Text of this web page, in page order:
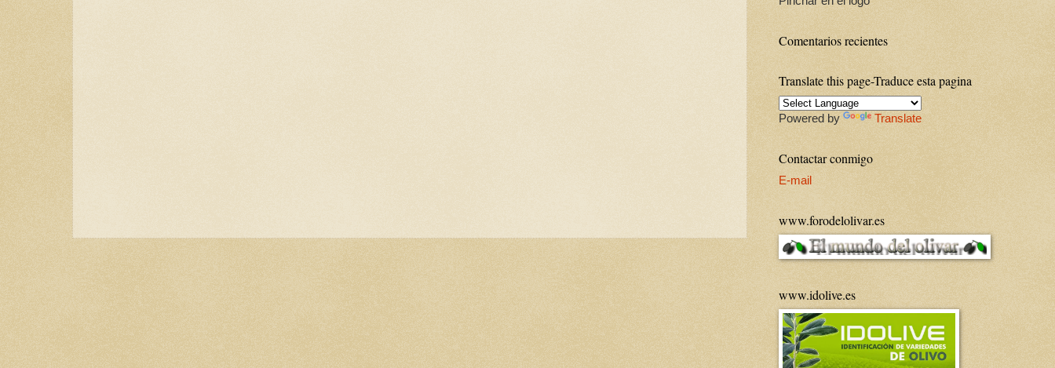
Comentarios recientes
Translate this page-Traduce esta pagina
Powered by Translate
Contactar conmigo
E-mail
www.forodelolivar.es
www.idolive.es